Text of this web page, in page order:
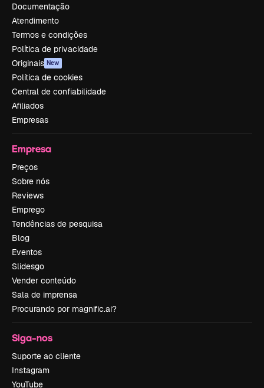
Documentação
Atendimento
Termos e condições
Política de privacidade
Originais New
Política de cookies
Central de confiabilidade
Afiliados
Empresas
Empresa
Preços
Sobre nós
Reviews
Emprego
Tendências de pesquisa
Blog
Eventos
Slidesgo
Vender conteúdo
Sala de imprensa
Procurando por magnific.ai?
Siga-nos
Suporte ao cliente
Instagram
YouTube